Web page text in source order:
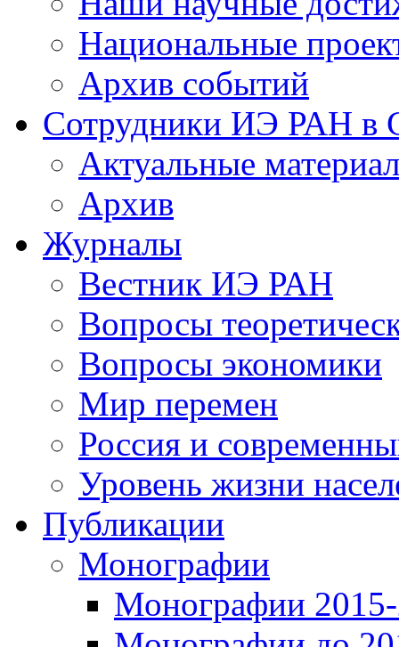
Национальные
Архив событий
Сотрудники ИЭ РАН
Актуальные
Архив
Журналы
Вестник ИЭ РАН
Вопросы
Вопросы экономики
Мир перемен
Россия и
Уровень жизни
Публикации
Монографии
Монографии 2015-